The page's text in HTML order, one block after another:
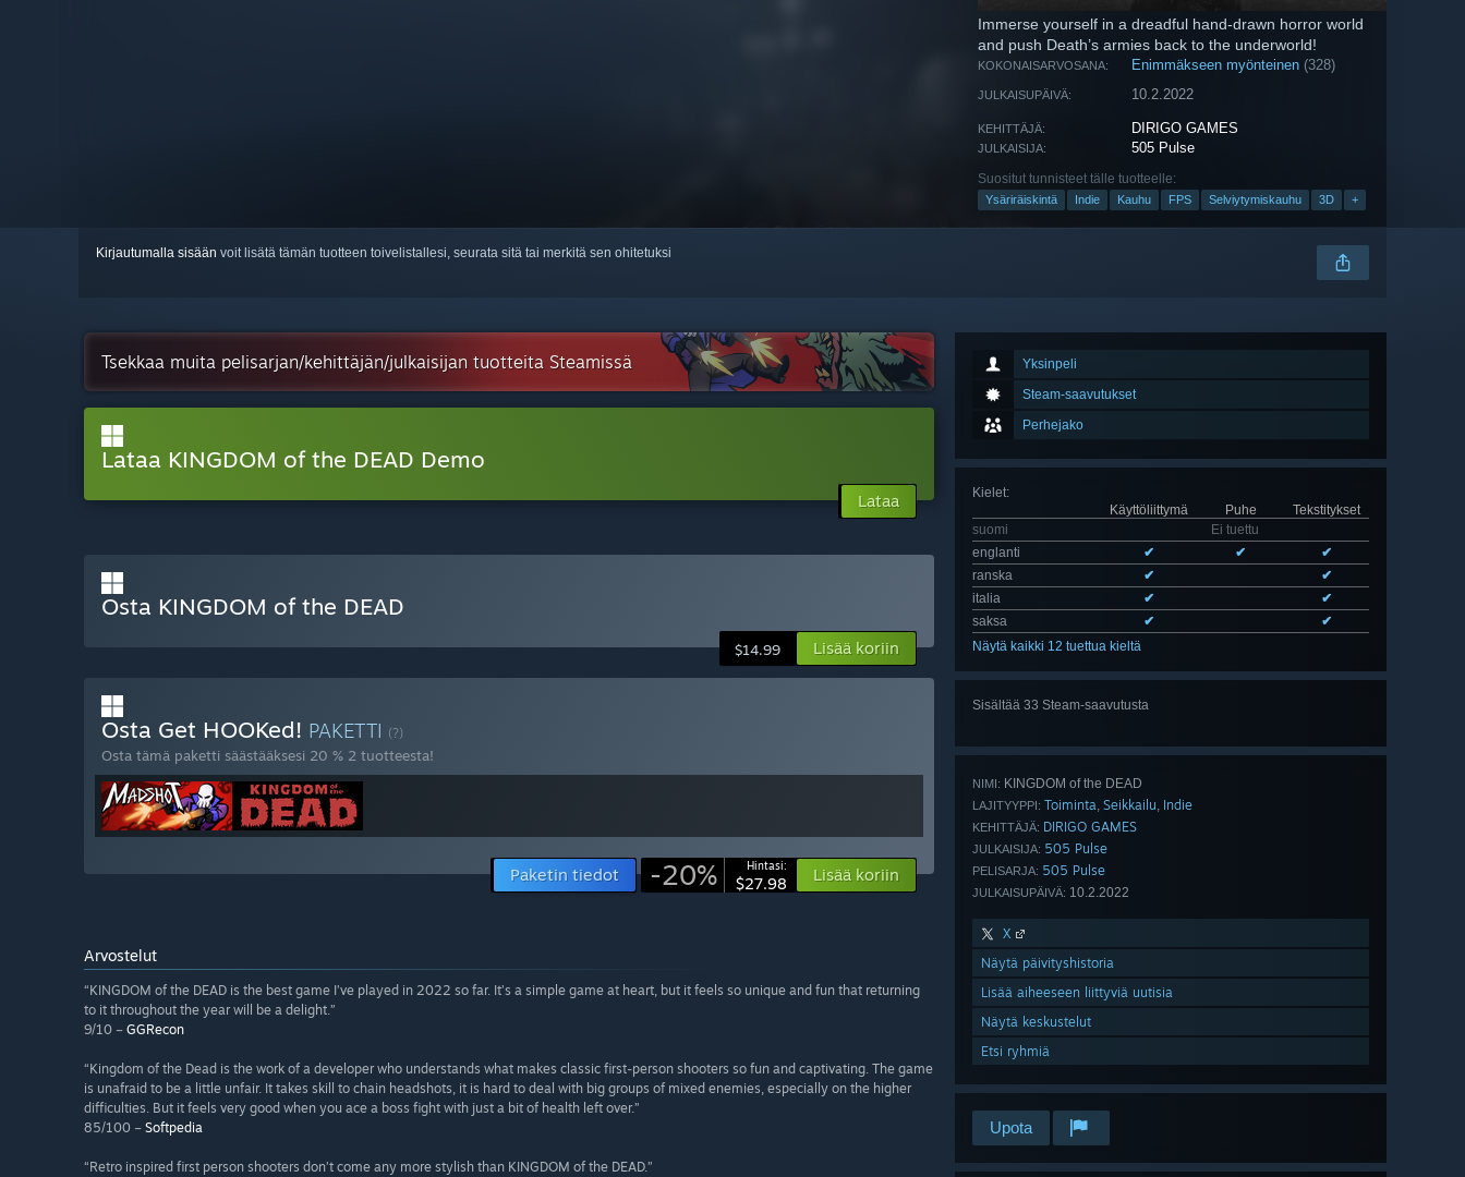
Immerse yourself in a dreadful hand-drawn horror world
and push Death’s armies back to the underworld!
KOKONAISARVOSANA: Enimmäkseen myönteinen (328)
JULKAISUPÄIVÄ: 10.2.2022
KEHITTÄJÄ: DIRIGO GAMES
JULKAISIJA: 505 Pulse
Suositut tunnisteet tälle tuotteelle:
Ysäriräiskintä Indie Kauhu FPS Selviytymiskauhu 3D +
Kirjautumalla sisään voit lisätä tämän tuotteen toivelistallesi, seurata sitä tai merkitä sen ohitetuksi
Yksinpeli
Steam-saavutukset
Perhejako
Kielet:
Käyttöliittymä
Puhe
Tekstitykset
suomi
Ei tuettu
englanti
✔ ✔
✔
ranska
✔
✔
italia
✔
✔
saksa
✔
✔
Näytä kaikki 12 tuettua kieltä
Sisältää 33 Steam-saavutusta
NIMI: KINGDOM of the DEAD
LAJITYYPPI: Toiminta, Seikkailu, Indie
KEHITTÄJÄ: DIRIGO GAMES
JULKAISIJA: 505 Pulse
PELISARJA: 505 Pulse
JULKAISUPÄIVÄ: 10.2.2022
X
Näytä päivityshistoria
Lisää aiheeseen liittyviä uutisia
Näytä keskustelut
Etsi ryhmiä
Upota
Tsekkaa muita pelisarjan/kehittäjän/julkaisijan tuotteita Steamissä
Lataa KINGDOM of the DEAD Demo
Lataa
Osta KINGDOM of the DEAD
$14.99 Lisää koriin
Osta Get HOOKed! PAKETTI (?)
Osta tämä paketti säästääksesi 20 % 2 tuotteesta!
Paketin tiedot -20% Hintasi:
$27.98 Lisää koriin
Arvostelut
“KINGDOM of the DEAD is the best game I’ve played in 2022 so far. It’s a simple game at heart, but it feels so unique and fun that returning
to it throughout the year will be a delight.”
9/10 – GGRecon
“Kingdom of the Dead is the work of a developer who understands what makes classic first-person shooters so fun and captivating. The game
is unafraid to be a little unfair. It takes skill to chain headshots, it is hard to deal with big groups of mixed enemies, especially on the higher
difficulties. But it feels very good when you ace a boss fight with just a bit of health left over.”
85/100 – Softpedia
“Retro inspired first person shooters don’t come any more stylish than KINGDOM of the DEAD.”